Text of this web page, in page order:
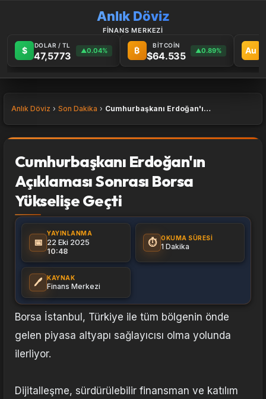
Anlık Döviz
FİNANS MERKEZİ
$ DOLAR / TL
47,5773 ▲0.04% ₿ BİTCOİN
$64.535 ▲0.89% Au
Anlık Döviz Son Dakika Cumhurbaşkanı Erdoğan'ın Açıklaması Sonrası Borsa Yükselişe Geçti
Cumhurbaşkanı Erdoğan'ın
Açıklaması Sonrası Borsa
Yükselişe Geçti
📅
YAYINLANMA
22 Eki 2025
10:48
⏱️ OKUMA SÜRESI
1 Dakika
🖊️ KAYNAK
Finans Merkezi
Borsa İstanbul, Türkiye ile tüm bölgenin önde
gelen piyasa altyapı sağlayıcısı olma yolunda
ilerliyor.
Dijitalleşme, sürdürülebilir finansman ve katılım